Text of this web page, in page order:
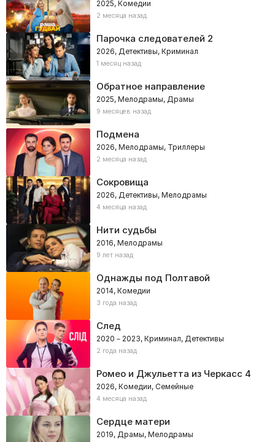
2025, Комедии
2 месяца назад
Парочка следователей 2
2026, Детективы, Криминал
1 месяц назад
Обратное направление
2025, Мелодрамы, Драмы
9 месяцев назад
Подмена
2026, Мелодрамы, Триллеры
2 месяца назад
Сокровища
2026, Детективы, Мелодрамы
4 месяца назад
Нити судьбы
2016, Мелодрамы
9 лет назад
Однажды под Полтавой
2014, Комедии
3 года назад
След
2020 – 2023, Криминал, Детективы
2 года назад
Ромео и Джульетта из Черкасс 4
2026, Комедии, Семейные
4 месяца назад
Сердце матери
2019, Драмы, Мелодрамы